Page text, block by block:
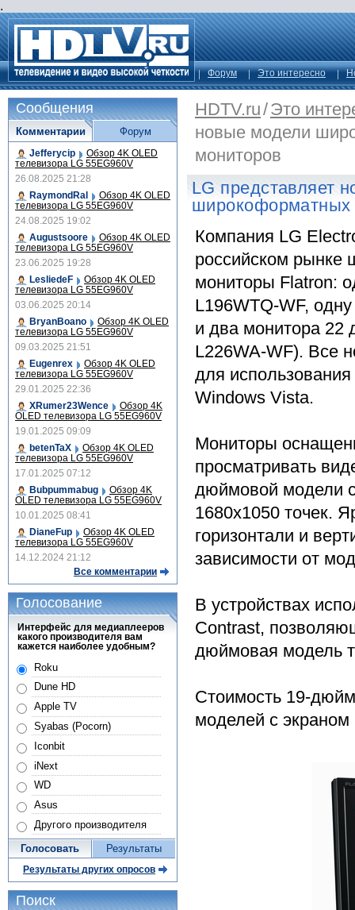
.
Форум Это интересно
HDTV.ru/Это
новые модели
мониторов
LG представляет
Компания LG
российском
мониторы Flatron:
L196WTQ-WF,
и два монитора 22
L226WA-WF). Все
для
Windows Vista.
Мониторы
просматривать
дюймовой модели
1680x1050 точек.
горизонтали и
зависимости от
В устройствах
Contrast,
дюймовая модель
Стоимость 19-
моделей с
Сообщения
Комментарии
Jefferycip Обзор 4K OLED
телевизора LG 55EG960V
26.08.2025 21:28
RaymondRal
Обзор 4K OLED
телевизора LG 55EG960V
24.08.2025 19:02
Augustsoore
Обзор 4K OLED
телевизора LG 55EG960V
23.06.2025 19:28
LesliedeF
Обзор 4K OLED
телевизора LG 55EG960V
03.06.2025 20:14
BryanBoano
Обзор 4K OLED
телевизора LG 55EG960V
09.03.2025 21:51
Eugenrex
Обзор 4K OLED
телевизора LG 55EG960V
29.01.2025 22:36
XRumer23Wence
Обзор 4K
OLED телевизора LG 55EG960V
19.01.2025 09:09
betenTaX
Обзор 4K OLED
телевизора LG 55EG960V
17.01.2025 07:12
Bubpummabug
Обзор 4K
OLED телевизора LG 55EG960V
10.01.2025 08:41
DianeFup
Обзор 4K OLED
телевизора LG 55EG960V
14.12.2024 21:12
Все комментарии
Форум
Голосование
Интерфейс для медиаплееров
какого производителя вам
кажется наиболее удобным?
Roku
Dune HD
Apple TV
Syabas (Pocorn)
Iconbit
iNext
WD
Asus
Другого производителя
Голосовать Результаты
Результаты других опросов
Поиск